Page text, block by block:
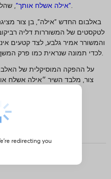
"אילה אשלח אותך", שהלחינה לטקסט של המשורר אמיר גלבע.
באלבום החדש "אילה", בן צור
לטקסטים של המשוררות דליה
והמשורר אמיר גלבע, לצד קטעים
לכדי תמונה שנראית כמו פרק המשך של אלבומה האחרון ״עיר מרוחקת״.
על ההפקה המוסיקלית של
צור, מלבד השיר ״אילה אשלח
redirecting you